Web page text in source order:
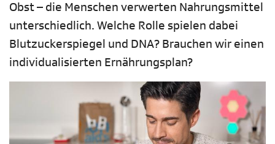
Obst – die Menschen verwerten Nahrungsmittel
unterschiedlich. Welche Rolle spielen dabei
Blutzuckerspiegel und DNA? Brauchen wir einen
individualisierten Ernährungsplan?